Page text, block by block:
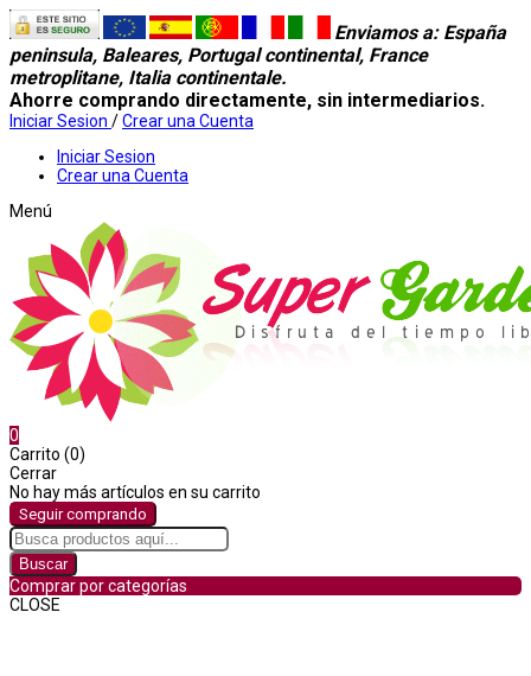
Enviamos a: España
peninsula, Baleares, Portugal continental, France
metroplitane, Italia continentale.
Ahorre comprando directamente, sin intermediarios.
Iniciar Sesion /Crear una Cuenta
Iniciar Sesion
Crear una Cuenta
Menú
0
Carrito (0)
Cerrar
No hay más artículos en su carrito
Seguir comprando
Buscar
Comprar por categorías
CLOSE